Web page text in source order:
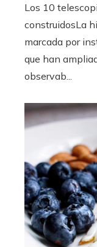
Los 10
construidosLa
marcada por
que han
observab...